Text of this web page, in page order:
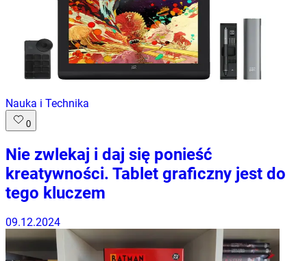
Nauka i Technika
0
Nie zwlekaj i daj się ponieść
kreatywności. Tablet graficzny jest do
tego kluczem
09.12.2024